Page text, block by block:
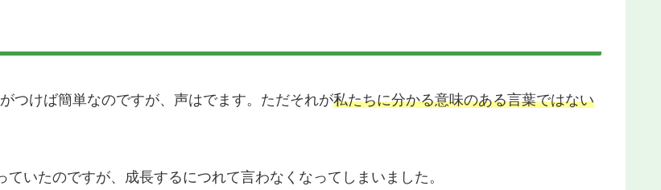
つけば簡単なのですが、声はでます。ただそれが私たちに分かる意味のある言葉ではない
いたのですが、成長するにつれて言わなくなってしまいました。